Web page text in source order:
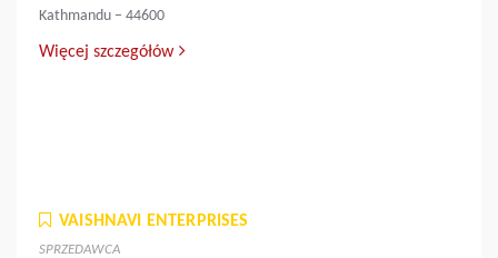
Kathmandu – 44600
Więcej szczegółów
VAISHNAVI ENTERPRISES
SPRZEDAWCA